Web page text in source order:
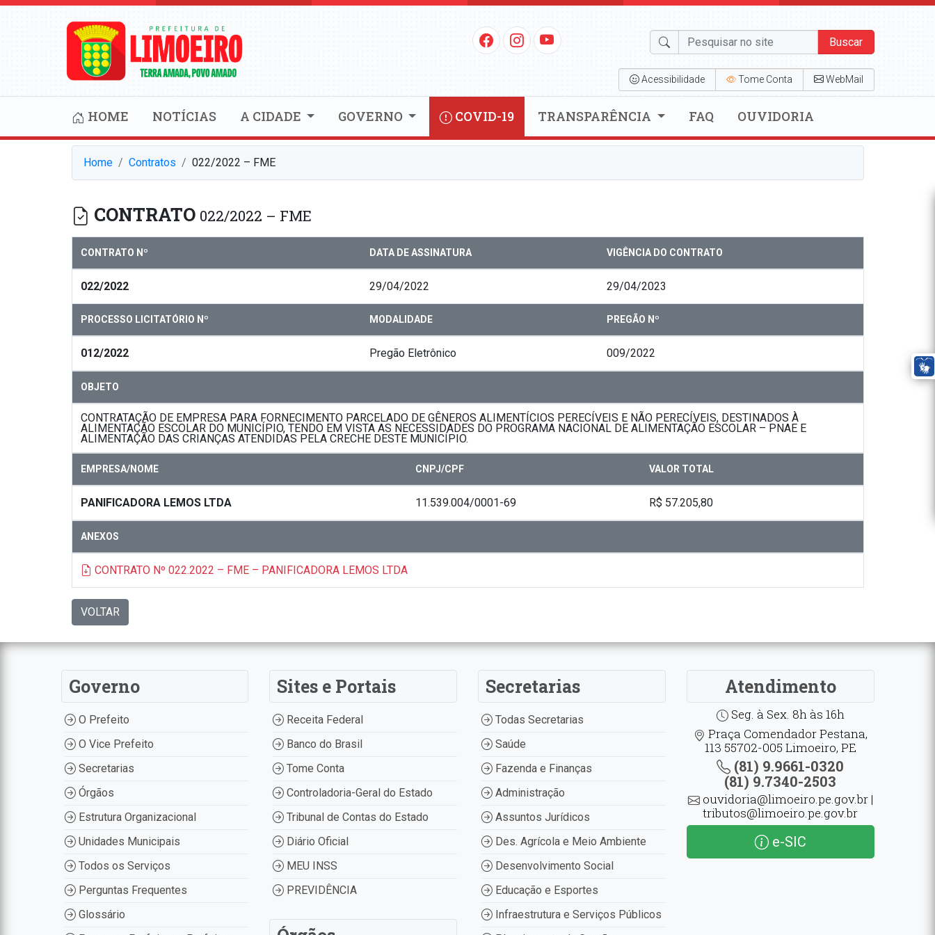
Buscar
Acessibilidade Tome Conta WebMail
HOME NOTÍCIAS A CIDADE GOVERNO COVID-19 TRANSPARÊNCIA FAQ OUVIDORIA
Home Contratos 022/2022 – FME
CONTRATO 022/2022 – FME
CONTRATO Nº DATA DE ASSINATURA VIGÊNCIA DO CONTRATO
022/2022 29/04/2022 29/04/2023
PROCESSO LICITATÓRIO Nº MODALIDADE PREGÃO Nº
012/2022 Pregão Eletrônico 009/2022
OBJETO
CONTRATAÇÃO DE EMPRESA PARA FORNECIMENTO PARCELADO DE GÊNEROS ALIMENTÍCIOS PERECÍVEIS E NÃO PERECÍVEIS, DESTINADOS À
ALIMENTAÇÃO ESCOLAR DO MUNICÍPIO, TENDO EM VISTA AS NECESSIDADES DO PROGRAMA NACIONAL DE ALIMENTAÇÃO ESCOLAR – PNAE E
ALIMENTAÇÃO DAS CRIANÇAS ATENDIDAS PELA CRECHE DESTE MUNICÍPIO.
EMPRESA/NOME CNPJ/CPF VALOR TOTAL
PANIFICADORA LEMOS LTDA 11.539.004/0001-69 R$ 57.205,80
ANEXOS
CONTRATO Nº 022.2022 – FME – PANIFICADORA LEMOS LTDA
VOLTAR
Governo
O Prefeito
O Vice Prefeito
Secretarias
Órgãos
Estrutura Organizacional
Unidades Municipais
Todos os Serviços
Perguntas Frequentes
Glossário
Sites e Portais
Receita Federal
Banco do Brasil
Tome Conta
Controladoria-Geral do Estado
Tribunal de Contas do Estado
Diário Oficial
MEU INSS
PREVIDÊNCIA
Secretarias
Todas Secretarias
Saúde
Fazenda e Finanças
Administração
Assuntos Jurídicos
Des. Agrícola e Meio Ambiente
Desenvolvimento Social
Educação e Esportes
Infraestrutura e Serviços Públicos
Atendimento
Seg. à Sex. 8h às 16h
Praça Comendador Pestana,
113 55702-005 Limoeiro, PE
(81) 9.9661-0320
(81) 9.7340-2503
ouvidoria@limoeiro.pe.gov.br |
tributos@limoeiro.pe.gov.br
e-SIC